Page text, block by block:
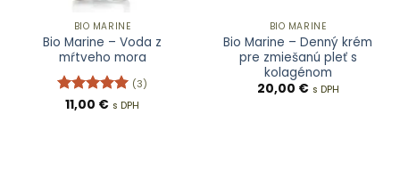
BIO MARINE
Bio Marine – Voda z
mŕtveho mora
Hodnotenie
(3)
11,00 € s DPH
BIO MARINE
Bio Marine – Denný krém
pre zmiešanú pleť s
kolagénom
20,00 € s DPH